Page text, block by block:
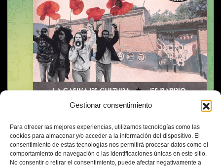
Gestionar consentimiento
Para ofrecer las mejores experiencias, utilizamos tecnologías como las
cookies para almacenar y/o acceder a la información del dispositivo. El
consentimiento de estas tecnologías nos permitirá procesar datos como el
comportamiento de navegación o las identificaciones únicas en este sitio.
No consentir o retirar el consentimiento, puede afectar negativamente a